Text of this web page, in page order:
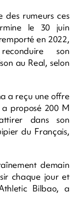
des rumeurs ces
le 30 juin
en 2022,
son
au Real, selon
a reçu une offre
proposé 200 M
dans son
du Français,
demain
chaque jour et
Bilbao, a